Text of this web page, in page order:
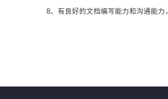
8、有良好的文档编写能力和沟通能力